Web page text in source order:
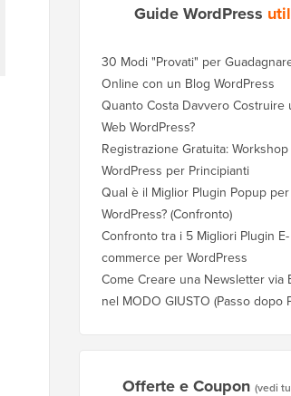
Guide WordPress
30 Modi "Provati" per
Online con un Blog WordPress
Quanto Costa Davvero Costruire
Web WordPress?
Registrazione Gratuita: Workshop
WordPress per Principianti
Qual è il Miglior Plugin Popup per
WordPress? (Confronto)
Confronto tra i 5 Migliori Plugin E-
commerce per WordPress
Come Creare una Newsletter via
nel MODO GIUSTO (Passo dopo
Offerte e Coupon (vedi